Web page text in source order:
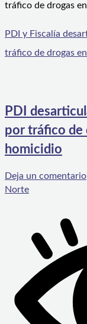
tráfico de drogas
PDI y Fiscalía
tráfico de drogas
PDI
por tráfico de
homicidio
Deja un comentario
Norte